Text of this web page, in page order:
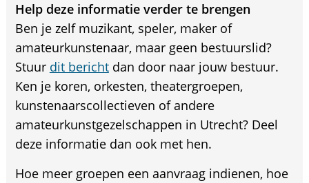
Help deze informatie verder te brengen
Ben je zelf muzikant, speler, maker of
amateurkunstenaar, maar geen bestuurslid?
Stuur dit berichtdan door naar jouw bestuur.
Ken je koren, orkesten, theatergroepen,
kunstenaarscollectieven of andere
amateurkunstgezelschappen in Utrecht? Deel
deze informatie dan ook met hen.
Hoe meer groepen een aanvraag indienen, hoe